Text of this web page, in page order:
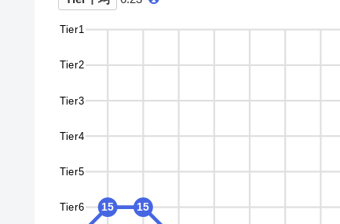
Tier1
Tier2
Tier3
Tier4
Tier5
Tier6 15 15